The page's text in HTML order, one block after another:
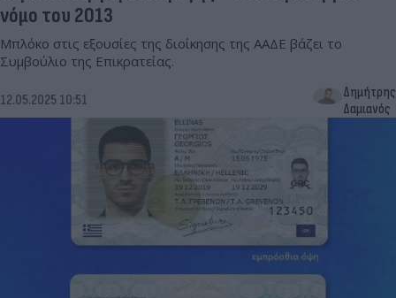
νόμο του 2013
Μπλόκο στις εξουσίες της διοίκησης της ΑΑΔΕ βάζει το
Συμβούλιο της Επικρατείας.
12.05.2025 10:51
Δημήτρης
Δαμιανός